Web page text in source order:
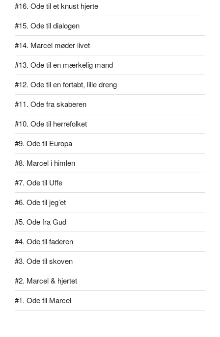
#16. Ode til et knust hjerte
#15. Ode til dialogen
#14. Marcel møder livet
#13. Ode til en mærkelig mand
#12. Ode til en fortabt, lille dreng
#11. Ode fra skaberen
#10. Ode til herrefolket
#9. Ode til Europa
#8. Marcel i himlen
#7. Ode til Uffe
#6. Ode til jeg’et
#5. Ode fra Gud
#4. Ode til faderen
#3. Ode til skoven
#2. Marcel & hjertet
#1. Ode til Marcel